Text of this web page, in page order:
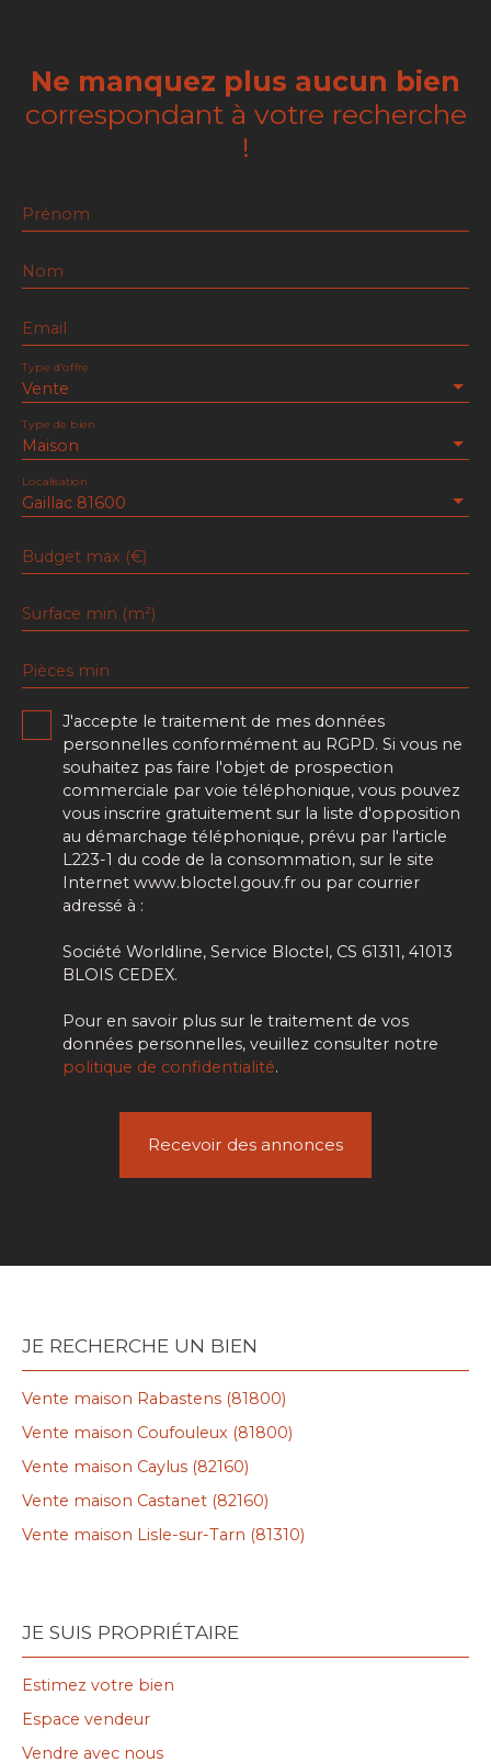
Ne manquez plus aucun bien
correspondant à votre recherche
!
Prénom
Nom
Email
Vente
Type d'offre
Maison
Type de bien
Gaillac 81600
Localisation
Budget max (€)
Surface min (m²)
Pièces min
J'accepte le traitement de mes données
personnelles conformément au RGPD. Si vous ne
souhaitez pas faire l'objet de prospection
commerciale par voie téléphonique, vous pouvez
vous inscrire gratuitement sur la liste d'opposition
au démarchage téléphonique, prévu par l'article
L223-1 du code de la consommation, sur le site
Internet www.bloctel.gouv.fr ou par courrier
adressé à :
Société Worldline, Service Bloctel, CS 61311, 41013
BLOIS CEDEX.
Pour en savoir plus sur le traitement de vos
données personnelles, veuillez consulter notre
politique de confidentialité.
Recevoir des annonces
JE RECHERCHE UN BIEN
Vente maison Rabastens (81800)
Vente maison Coufouleux (81800)
Vente maison Caylus (82160)
Vente maison Castanet (82160)
Vente maison Lisle-sur-Tarn (81310)
JE SUIS PROPRIÉTAIRE
Estimez votre bien
Espace vendeur
Vendre avec nous